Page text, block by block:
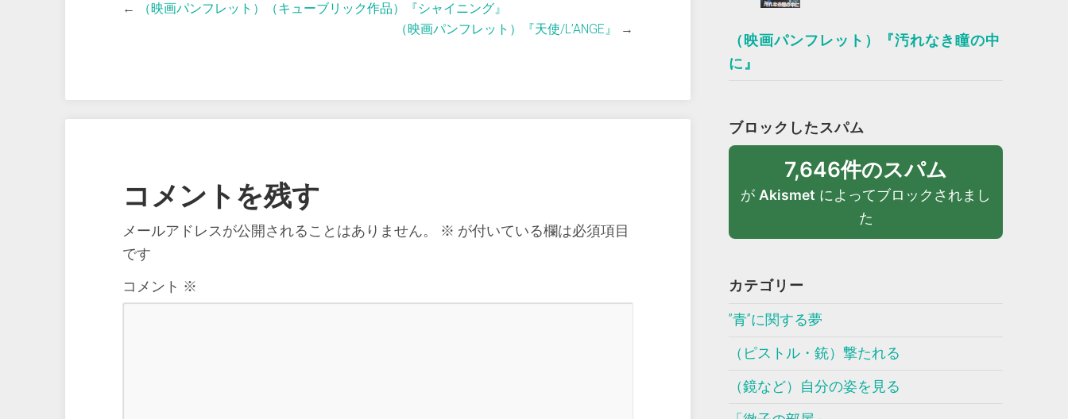
←
（映画パンフレット）（キューブリック作品）『シャイニング』
（映画パンフレット）『天使/L’ANGE』
→
コメントを残す
メールアドレスが公開されることはありません。 ※ が付いている欄は必須項目
です
コメント ※
（映画パンフレット）『汚れなき瞳の中
に』
ブロックしたスパム
7,646件のスパム
が Akismet によってブロックされまし
た
カテゴリー
”青”に関する夢
（ピストル・銃）撃たれる
（鏡など）自分の姿を見る